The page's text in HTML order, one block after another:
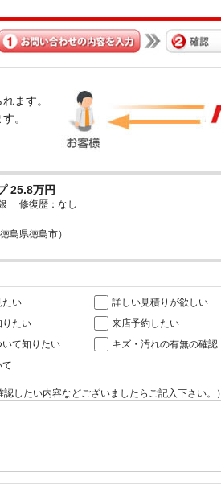
ます。
。
25.8万円
修復歴：なし
島県徳島市）
たい 詳しい見積りが欲しい
りたい
来店予約したい
て知りたい
キズ・汚れの有無の確認
て
したい内容などございましたらご記入下さい。）